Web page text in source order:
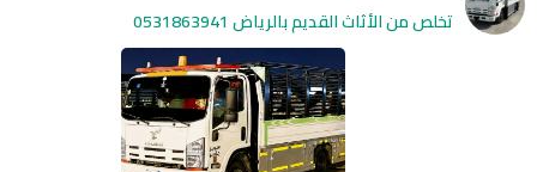
تخلص من الأثاث القديم بالرياض 0531863941